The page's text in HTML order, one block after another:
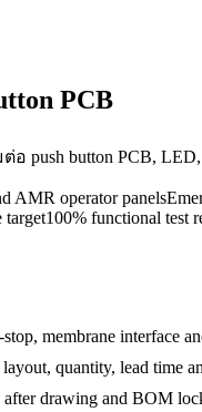
PCB
push button PCB,
AMR operator panels
target100% functional test
membrane interface
quantity, lead time
drawing and BOM